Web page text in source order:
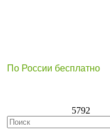
По России бесплатно
5792